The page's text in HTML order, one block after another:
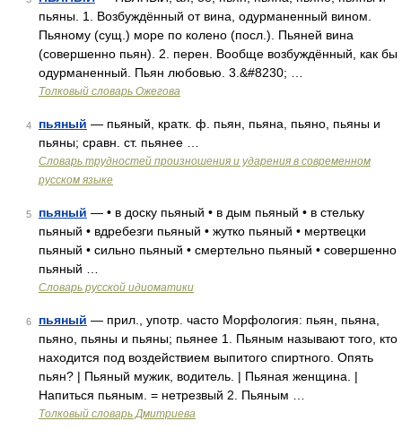
пьяны. 1. Возбуждённый от вина, одурманенный вином.
Пьяному (сущ.) море по колено (посл.). Пьяней вина
(совершенно пьян). 2. перен. Вообще возбуждённый, как бы
одурманенный. Пьян любовью. 3.&#8230; …
Толковый словарь Ожегова
4 пьяный — пьяный, кратк. ф. пьян, пьяна, пьяно, пьяны и
пьяны; сравн. ст. пьянее …
Словарь трудностей произношения и ударения в современном
русском языке
5 пьяный — • в доску пьяный • в дым пьяный • в стельку
пьяный • вдребезги пьяный • жутко пьяный • мертвецки
пьяный • сильно пьяный • смертельно пьяный • совершенно
пьяный …
Словарь русской идиоматики
6 пьяный — прил., употр. часто Морфология: пьян, пьяна,
пьяно, пьяны и пьяны; пьянее 1. Пьяным называют того, кто
находится под воздействием выпитого спиртного. Опять
пьян? | Пьяный мужик, водитель. | Пьяная женщина. |
Напиться пьяным. = нетрезвый 2. Пьяным …
Толковый словарь Дмитриева